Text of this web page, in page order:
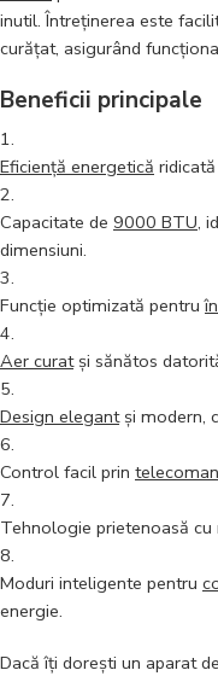
inutil. Întreținerea este
curățat, asigurând
Beneficii principale
Eficiență energetică
Capacitate de 9000 BTU,
dimensiuni.
Funcție optimizată pentru
Aer curatși sănătos
Design elegantși modern,
Control facil prin
Tehnologie prietenoasă cu
Moduri inteligente pentru
energie.
Dacă îți dorești un aparat de